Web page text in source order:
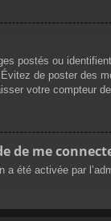
postés ou
de poster
votre compteur
de me
été activée par